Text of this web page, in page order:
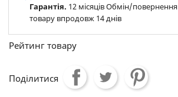
Гарантія. 12 місяців Обмін/повернення
товару впродовж 14 днів
Рейтинг товару
Поділитися